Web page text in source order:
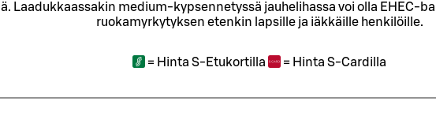
Laadukkaassakin medium-kypsennetyssä jauhelihassa voi olla EHEC-
ruokamyrkytyksen etenkin lapsille ja iäkkäille henkilöille.
= Hinta S-Etukortilla = Hinta S-Cardilla